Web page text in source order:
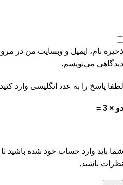
ذخیره نام، ایمیل و وبسایت من در
دیدگاهی می‌نویسم.
لطفا پاسخ را به عدد انگلیسی وارد
دو × 3 =
شما باید وارد حساب خود شده باشید
نظرات باشید.